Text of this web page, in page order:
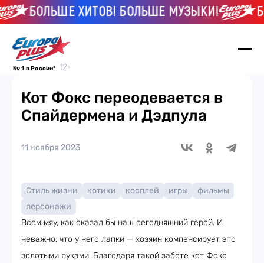
БОЛЬШЕ ХИТОВ! БОЛЬШЕ МУЗЫКИ!
№ 1 в России*
Кот Фокс переодевается в
Спайдермена и Дэдпула
11 ноября 2023
Стиль жизни котики косплей игры
фильмы
персонажи
Всем мяу, как сказал бы наш сегодняшний герой. И
неважно, что у него лапки — хозяин компенсирует это
золотыми руками. Благодаря такой заботе кот Фокс